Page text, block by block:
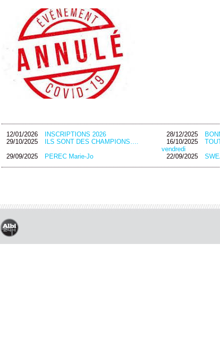
12/01/2026 INSCRIPTIONS 2026 28/12/2025
29/10/2025
ILS SONT DES CHAMPIONS…. 16/10/2025
vendredi
29/09/2025
PEREC Marie-Jo 22/09/2025